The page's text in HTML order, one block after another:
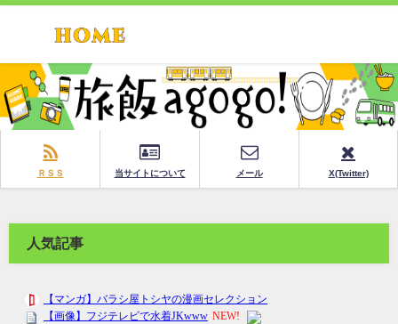
ＲＳＳ 当サイトについて メール X(Twitter)
人気記事